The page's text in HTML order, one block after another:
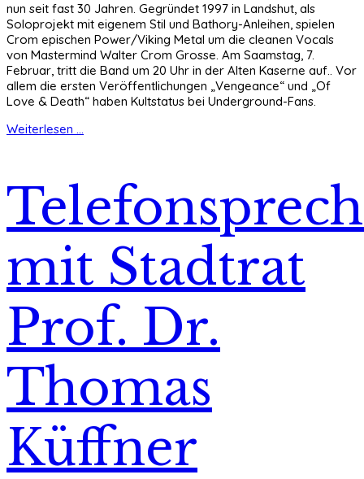
nun seit fast 30 Jahren. Gegründet 1997 in Landshut, als
Soloprojekt mit eigenem Stil und Bathory-Anleihen, spielen
Crom epischen Power/Viking Metal um die cleanen Vocals
von Mastermind Walter Crom Grosse. Am Saamstag, 7.
Februar, tritt die Band um 20 Uhr in der Alten Kaserne auf.. Vor
allem die ersten Veröffentlichungen „Vengeance“ und „Of
Love & Death“ haben Kultstatus bei Underground-Fans.
Weiterlesen ...
mit Stadtrat
Prof. Dr.
Thomas
Küffner